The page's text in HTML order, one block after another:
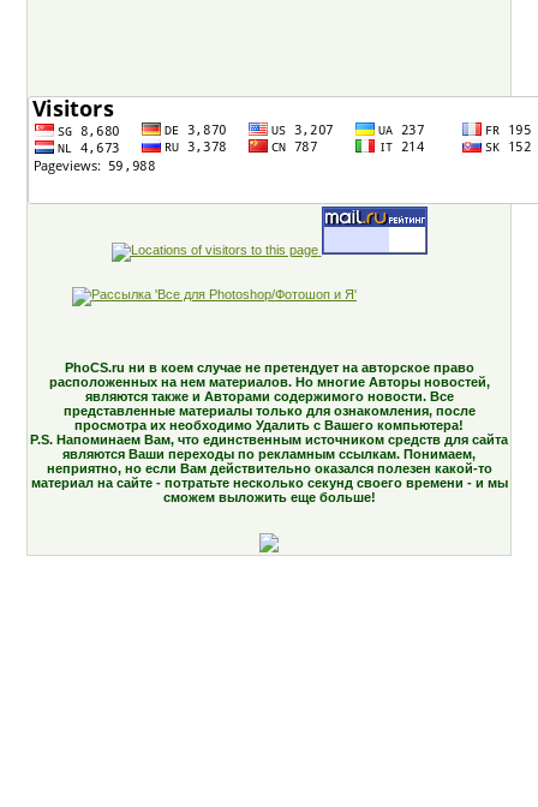
PhoCS.ru ни в коем случае не претендует на авторское право
расположенных на нем материалов. Но многие Авторы новостей,
являются также и Авторами содержимого новости. Все
представленные материалы только для ознакомления, после
просмотра их необходимо Удалить с Вашего компьютера!
P.S. Напоминаем Вам, что единственным источником средств для сайта
являются Ваши переходы по рекламным ссылкам. Понимаем,
неприятно, но если Вам действительно оказался полезен какой-то
материал на сайте - потратьте несколько секунд своего времени - и мы
сможем выложить еще больше!